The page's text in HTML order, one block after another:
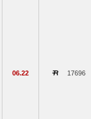
06.22 17696